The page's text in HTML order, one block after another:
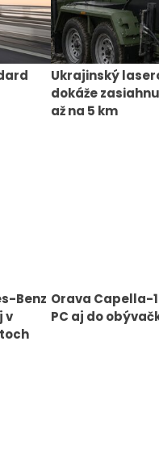
Ukrajinský
dokáže
až na 5 km
Benz
v
Orava Capella-
PC aj do